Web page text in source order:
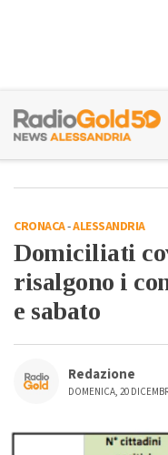
CRONACA-ALESSANDRIA
Domiciliati
risalgono i
e sabato
Redazione
DOMENICA, 20